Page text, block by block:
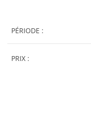
PÉRIODE :
PRIX :